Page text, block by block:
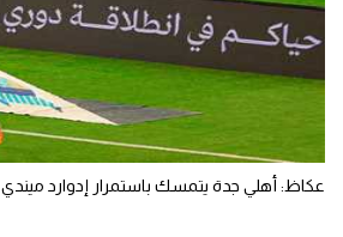
عكاظ: أهلي جدة يتمسك باستمرار إدوارد ميندي